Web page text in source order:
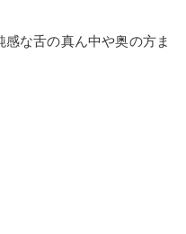
な舌の真ん中や奥の方ま